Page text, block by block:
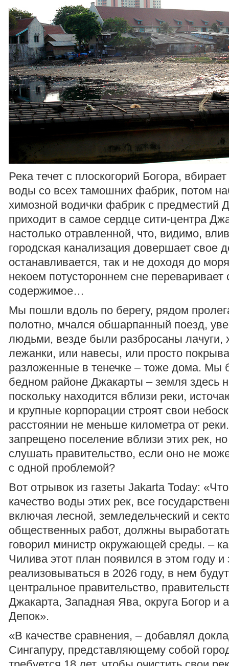
Река течет с плоскогорий Богора,
воды со всех тамошних фабрик, потом
химозной водички фабрик с предместий
приходит в самое сердце сити-центра
настолько отравленной, что, видимо,
городская канализация довершает свое
останавливается, так и не доходя до
некоем потустороннем сне переваривает
содержимое…
Мы пошли вдоль по берегу, рядом
полотно, мчался обшарпанный поезд,
людьми, везде были разбросаны лачуги,
лежанки, или навесы, или просто
разложенные в тенечке – тоже дома. Мы
бедном районе Джакарты – земля здесь
поскольку находится вблизи реки,
и крупные корпорации строят свои
расстоянии не меньше километра от
запрещено поселение вблизи этих рек, но
слушать правительство, если оно не
с одной проблемой?
Вот отрывок из газеты Jakarta Today:
качество воды этих рек, все
включая лесной, земледельческий и
общественных работ, должны
говорил министр окружающей среды. –
Чилива этот план появился в этом году и
реализовываться в 2026 году, в нем
центральное правительство,
Джакарта, Западная Ява, округа Богор и
Депок».
«В качестве сравнения, – добавлял
Сингапуру, представляющему собой